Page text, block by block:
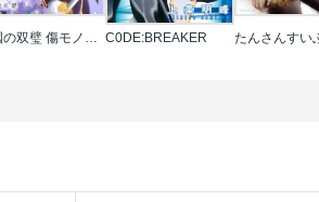
皇國の双璧 傷モノの花嫁 外伝 分冊版 C0DE:BREAKER たんさんすい